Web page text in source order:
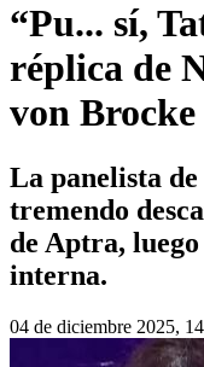
“Pu... sí,
réplica de
von
La panelista
tremendo
de Aptra,
interna.
04 de diciembre 2025,